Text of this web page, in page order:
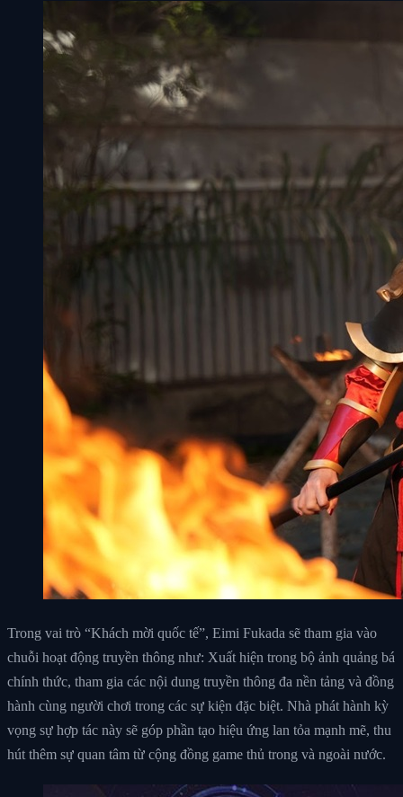
Trong vai trò “Khách mời quốc tế”, Eimi Fukada sẽ tham gia vào
chuỗi hoạt động truyền thông như: Xuất hiện trong bộ ảnh quảng bá
chính thức, tham gia các nội dung truyền thông đa nền tảng và đồng
hành cùng người chơi trong các sự kiện đặc biệt. Nhà phát hành kỳ
vọng sự hợp tác này sẽ góp phần tạo hiệu ứng lan tỏa mạnh mẽ, thu
hút thêm sự quan tâm từ cộng đồng game thủ trong và ngoài nước.